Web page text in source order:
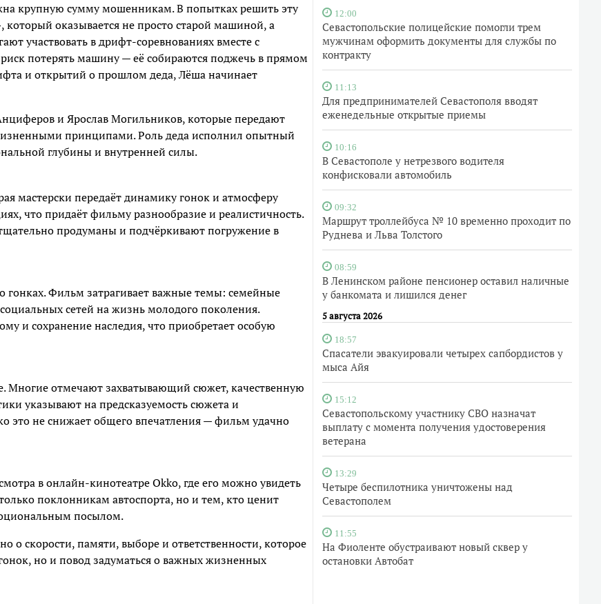
12:00
Севастопольские полицейские помогли трем
мужчинам оформить документы для службы по
контракту
11:13
Для предпринимателей Севастополя вводят
еженедельные открытые приемы
10:16
В Севастополе у нетрезвого водителя
конфисковали автомобиль
09:32
Маршрут троллейбуса № 10 временно проходит по
Руднева и Льва Толстого
08:59
В Ленинском районе пенсионер оставил наличные
у банкомата и лишился денег
5 августа 2026
18:57
Спасатели эвакуировали четырех сапбордистов у
мыса Айя
15:12
Севастопольскому участнику СВО назначат
выплату с момента получения удостоверения
ветерана
13:29
Четыре беспилотника уничтожены над
Севастополем
11:55
На Фиоленте обустраивают новый сквер у
остановки Автобат
крупную сумму мошенникам. В попытках решить эту
оказывается не просто старой машиной, а
участвовать в дрифт-соревнованиях вместе с
потерять машину — её собираются поджечь в прямом
и открытий о прошлом деда, Лёша начинает
и Ярослав Могильников, которые передают
принципами. Роль деда исполнил опытный
глубины и внутренней силы.
мастерски передаёт динамику гонок и атмосферу
что придаёт фильму разнообразие и реалистичность.
продуманы и подчёркивают погружение в
гонках. Фильм затрагивает важные темы: семейные
сетей на жизнь молодого поколения.
и сохранение наследия, что приобретает особую
отмечают захватывающий сюжет, качественную
указывают на предсказуемость сюжета и
это не снижает общего впечатления — фильм удачно
в онлайн-кинотеатре Okko, где его можно увидеть
поклонникам автоспорта, но и тем, кто ценит
посылом.
скорости, памяти, выборе и ответственности, которое
но и повод задуматься о важных жизненных